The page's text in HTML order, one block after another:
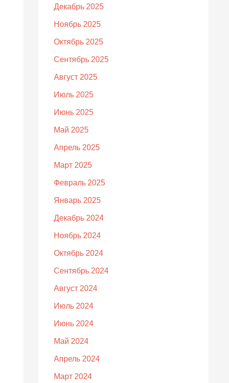
Декабрь 2025
Ноябрь 2025
Октябрь 2025
Сентябрь 2025
Август 2025
Июль 2025
Июнь 2025
Май 2025
Апрель 2025
Март 2025
Февраль 2025
Январь 2025
Декабрь 2024
Ноябрь 2024
Октябрь 2024
Сентябрь 2024
Август 2024
Июль 2024
Июнь 2024
Май 2024
Апрель 2024
Март 2024